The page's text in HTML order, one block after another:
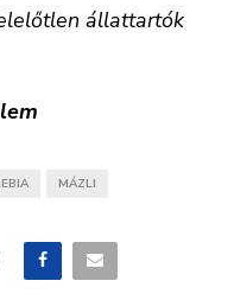
állattartók
MÁZLI